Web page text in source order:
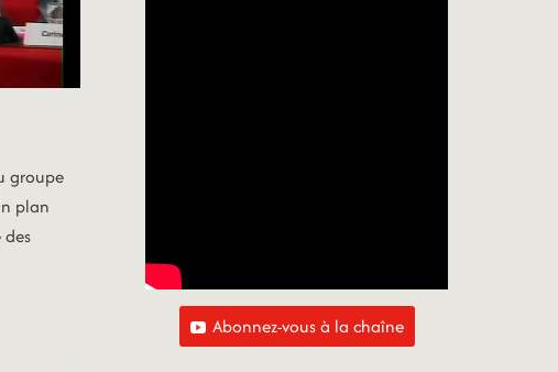
groupe
plan
Abonnez-vous à la chaîne